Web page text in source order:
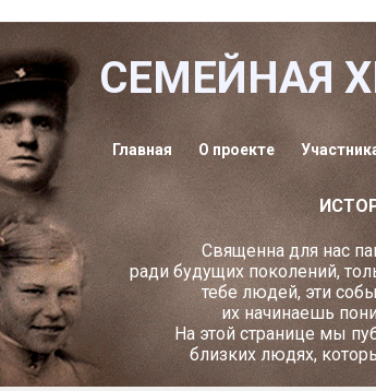
СЕМЕЙНАЯ
Главная О проекте
Священна для нас
ради будущих поколений,
тебе людей, эти
их начинаешь
На этой странице мы
близких людях,